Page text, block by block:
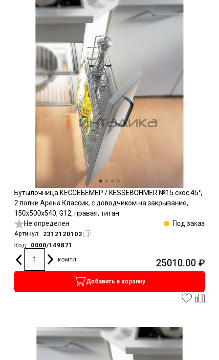
Бутылочница КЕССЕБЁМЕР / KESSEBOHMER №15 скос 45°,
2 полки Арена Классик, с доводчиком на закрывание,
150х500х540, G12, правая, титан
Не определен
Под заказ
Артикул: 2312120102
Код:
0000/149871
компл
25010.00 ₽
Добавить в корзину